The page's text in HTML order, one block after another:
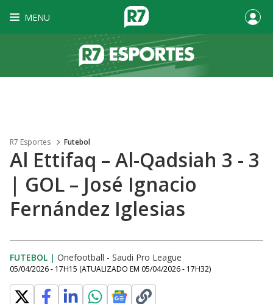
MENU
R7 Esportes Futebol
Al Ettifaq – Al-Qadsiah 3 - 3
| GOL – José Ignacio
Fernández Iglesias
FUTEBOL | Onefootball - Saudi Pro League
05/04/2026 - 17H15 (ATUALIZADO EM 05/04/2026 - 17H32)